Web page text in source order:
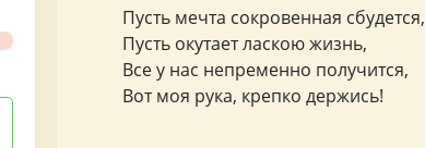
Пусть мечта сокровенная сбудется,
Пусть окутает ласкою жизнь,
Все у нас непременно получится,
Вот моя рука, крепко держись!